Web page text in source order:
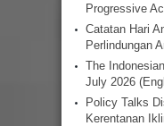
Progressive
Catatan Hari
Perlindungan
The
July 2026
Policy Talks
Kerentanan